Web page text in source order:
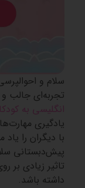
سلام و
تجربه‌ای جالب
انگلیسی به
یادگیری
با دیگران را
پیش‌دبستانی
تاثیر زیادی بر
داشته باشد.